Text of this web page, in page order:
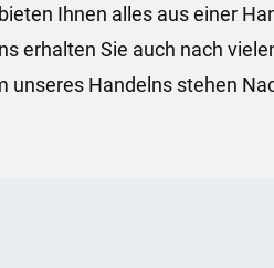
Ihnen alles aus einer
erhalten Sie auch nach
unseres Handelns stehen